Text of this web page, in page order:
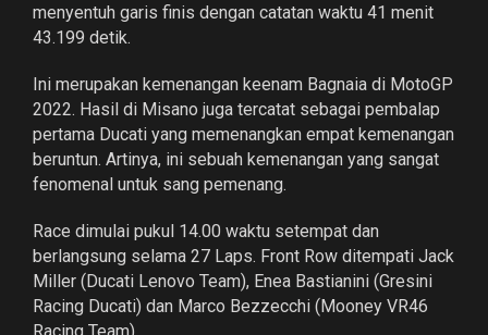
menyentuh garis finis dengan catatan waktu 41 menit
43.199 detik.
Ini merupakan kemenangan keenam Bagnaia di MotoGP
2022. Hasil di Misano juga tercatat sebagai pembalap
pertama Ducati yang memenangkan empat kemenangan
beruntun. Artinya, ini sebuah kemenangan yang sangat
fenomenal untuk sang pemenang.
Race dimulai pukul 14.00 waktu setempat dan
berlangsung selama 27 Laps. Front Row ditempati Jack
Miller (Ducati Lenovo Team), Enea Bastianini (Gresini
Racing Ducati) dan Marco Bezzecchi (Mooney VR46